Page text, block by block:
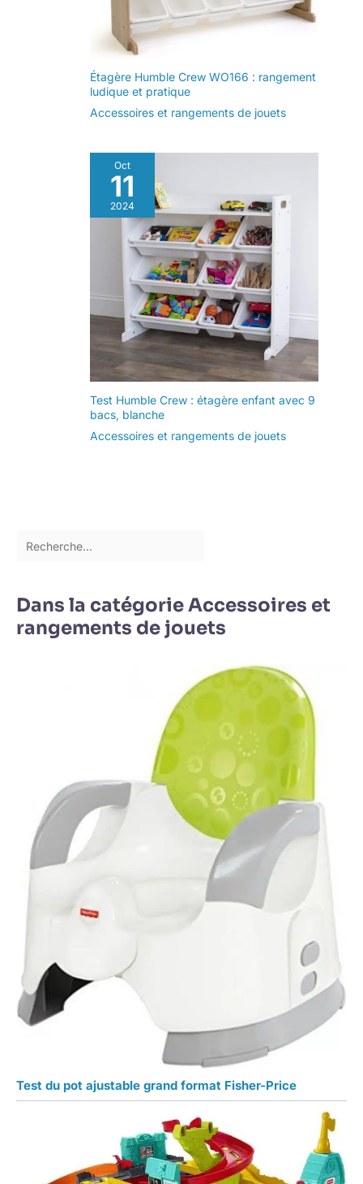
Étagère Humble Crew WO166 : rangement
ludique et pratique
Accessoires et rangements de jouets
Oct
11
2024
Test Humble Crew : étagère enfant avec 9
bacs, blanche
Accessoires et rangements de jouets
Dans la catégorie Accessoires et
rangements de jouets
Test du pot ajustable grand format Fisher-Price